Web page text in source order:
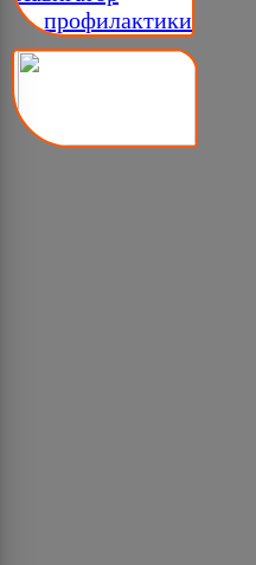
__ профилактики